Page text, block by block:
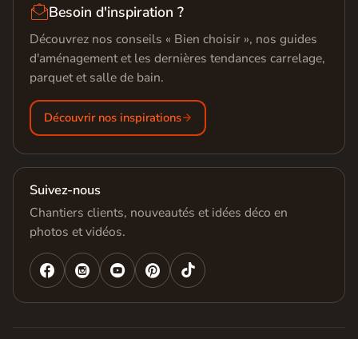
Besoin d'inspiration ?
Découvrez nos conseils « Bien choisir », nos guides
d'aménagement et les dernières tendances carrelage,
parquet et salle de bain.
Découvrir nos inspirations
Suivez-nous
Chantiers clients, nouveautés et idées déco en
photos et vidéos.
   